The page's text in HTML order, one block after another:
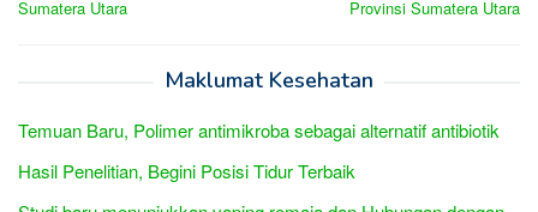
Sumatera Utara Provinsi Sumatera Utara
Maklumat Kesehatan
Temuan Baru, Polimer antimikroba sebagai alternatif antibiotik
Hasil Penelitian, Begini Posisi Tidur Terbaik